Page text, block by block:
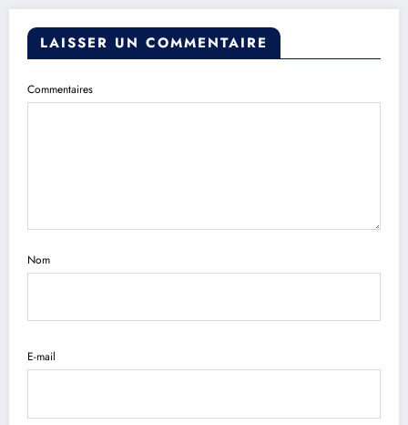
LAISSER UN COMMENTAIRE
Commentaires
Nom
E-mail